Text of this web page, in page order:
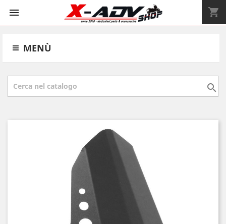
 shopping_cart
MENÙ
